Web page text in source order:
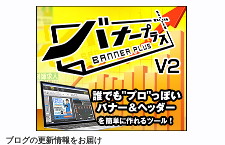
ブログの更新情報をお届け